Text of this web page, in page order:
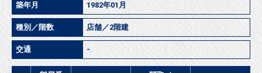
築年月 1982年01月
種別／階数 店舗／2階建
交通 -